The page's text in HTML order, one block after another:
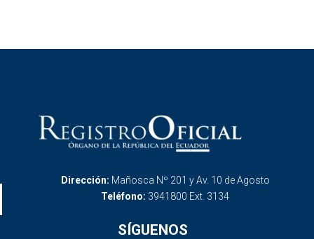
Dirección: Mañosca Nº 201 y Av. 10 de Agosto
Teléfono: 3941800 Ext. 3134
SÍGUENOS